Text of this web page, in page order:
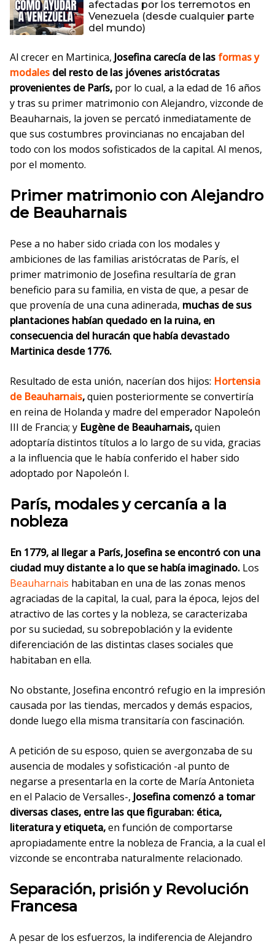
afectadas por los terremotos en
Venezuela (desde cualquier parte
del mundo)
Al crecer en Martinica, Josefina carecía de las formas y
modales del resto de las jóvenes aristócratas
provenientes de París, por lo cual, a la edad de 16 años
y tras su primer matrimonio con Alejandro, vizconde de
Beauharnais, la joven se percató inmediatamente de
que sus costumbres provincianas no encajaban del
todo con los modos sofisticados de la capital. Al menos,
por el momento.
Primer matrimonio con Alejandro
de Beauharnais
Pese a no haber sido criada con los modales y
ambiciones de las familias aristócratas de París, el
primer matrimonio de Josefina resultaría de gran
beneficio para su familia, en vista de que, a pesar de
que provenía de una cuna adinerada, muchas de sus
plantaciones habían quedado en la ruina, en
consecuencia del huracán que había devastado
Martinica desde 1776.
Resultado de esta unión, nacerían dos hijos: Hortensia
de Beauharnais,quien posteriormente se convertiría
en reina de Holanda y madre del emperador Napoleón
III de Francia; y Eugène de Beauharnais,quien
adoptaría distintos títulos a lo largo de su vida, gracias
a la influencia que le había conferido el haber sido
adoptado por Napoleón I.
París, modales y cercanía a la
nobleza
En 1779, al llegar a París, Josefina se encontró con una
ciudad muy distante a lo que se había imaginado. Los
Beauharnais habitaban en una de las zonas menos
agraciadas de la capital, la cual, para la época, lejos del
atractivo de las cortes y la nobleza, se caracterizaba
por su suciedad, su sobrepoblación y la evidente
diferenciación de las distintas clases sociales que
habitaban en ella.
No obstante, Josefina encontró refugio en la impresión
causada por las tiendas, mercados y demás espacios,
donde luego ella misma transitaría con fascinación.
A petición de su esposo, quien se avergonzaba de su
ausencia de modales y sofisticación -al punto de
negarse a presentarla en la corte de María Antonieta
en el Palacio de Versalles-, Josefina comenzó a tomar
diversas clases, entre las que figuraban: ética,
literatura y etiqueta,en función de comportarse
apropiadamente entre la nobleza de Francia, a la cual el
vizconde se encontraba naturalmente relacionado.
Separación, prisión y Revolución
Francesa
A pesar de los esfuerzos, la indiferencia de Alejandro